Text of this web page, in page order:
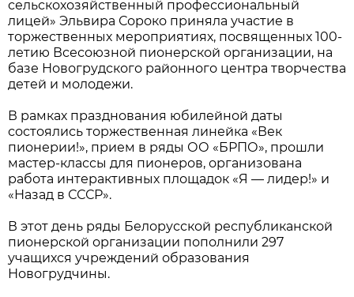
сельскохозяйственный профессиональный
лицей» Эльвира Сороко приняла участие в
торжественных мероприятиях, посвященных 100-
летию Всесоюзной пионерской организации, на
базе Новогрудского районного центра творчества
детей и молодежи.
В рамках празднования юбилейной даты
состоялись торжественная линейка «Век
пионерии!», прием в ряды ОО «БРПО», прошли
мастер-классы для пионеров, организована
работа интерактивных площадок «Я — лидер!» и
«Назад в СССР».
В этот день ряды Белорусской республиканской
пионерской организации пополнили 297
учащихся учреждений образования
Новогрудчины.